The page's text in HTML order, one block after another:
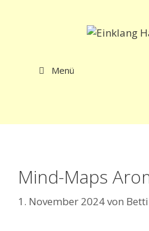
Menü
Mind-Maps
1. November 2024von